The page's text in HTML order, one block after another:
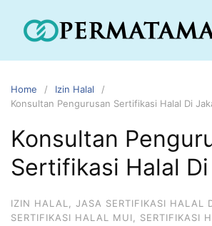
Home
Izin Halal
Konsultan Pengurusan Sertifikasi Halal Di
Konsultan
Sertifikasi Halal
IZIN HALAL JASA SERTIFIKASI HALAL
SERTIFIKASI HALAL MUI
SERTIFIKASI